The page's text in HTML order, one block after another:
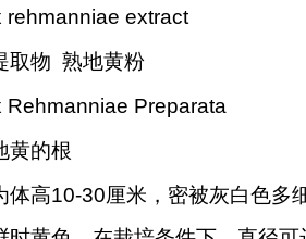
rehmanniae extract
取物 熟地黄粉
Rehmanniae Preparata
黄的根
体高10-30厘米，密被灰白色多